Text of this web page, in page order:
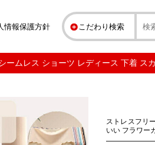
こだわり検索
情報保護方針
ームレス ショーツ レディース 下着 ス
ストレスフリ
いい フラワー